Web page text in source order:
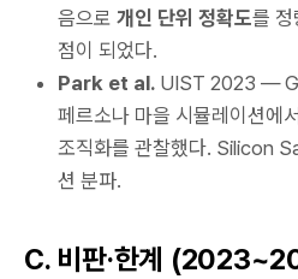
음으로 개인 단위 정확도를 정
점이 되었다.
Park et al. UIST 2023 —
페르소나 마을 시뮬레이션에
조직화를 관찰했다. Silicon
션 분파.
C. 비판·한계